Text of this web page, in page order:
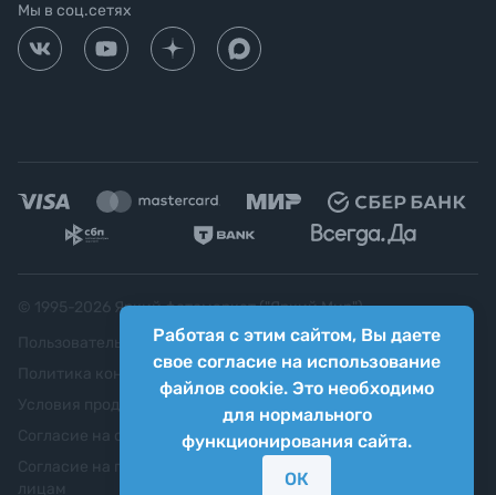
Работая с этим сайтом, Вы даете
свое согласие на использование
файлов cookie. Это необходимо
для нормального
функционирования сайта.
ОК
Мы в соц.сетях
Яркий фотомаркет ("Яркий Мир")
Пользовательское соглашение
Политика конфиденциальности
Согласие на обработку персональных данных